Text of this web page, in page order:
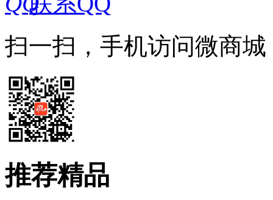
扫一扫，手机访问微商城
推荐精品